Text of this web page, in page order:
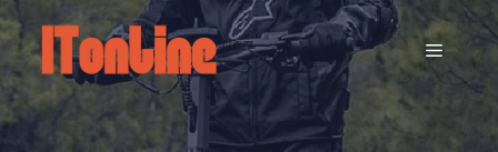
Zum
Inhalt
springen
MENÜ